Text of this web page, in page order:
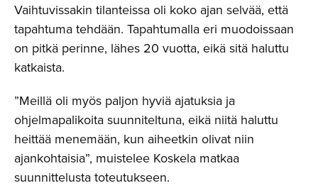
Vaihtuvissakin tilanteissa oli koko ajan selvää, että
tapahtuma tehdään. Tapahtumalla eri muodoissaan
on pitkä perinne, lähes 20 vuotta, eikä sitä haluttu
katkaista.
”Meillä oli myös paljon hyviä ajatuksia ja
ohjelmapalikoita suunniteltuna, eikä niitä haluttu
heittää menemään, kun aiheetkin olivat niin
ajankohtaisia”, muistelee Koskela matkaa
suunnittelusta toteutukseen.